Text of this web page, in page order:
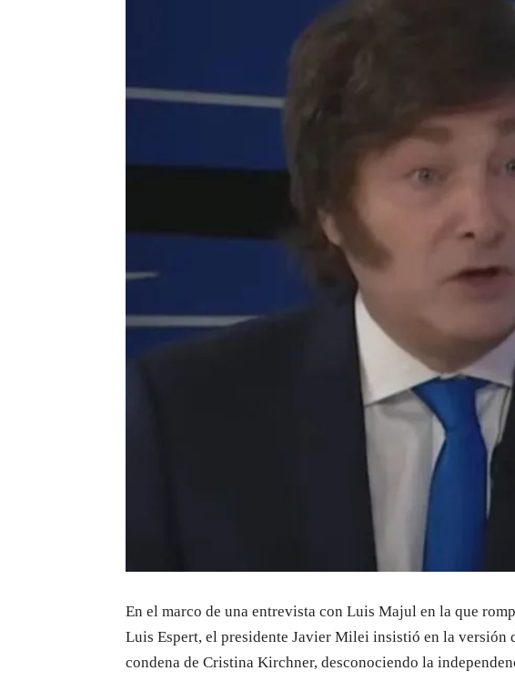
En el marco de una entrevista con Luis Majul en la que
Luis Espert, el presidente Javier Milei insistió en la versión
condena de Cristina Kirchner, desconociendo la